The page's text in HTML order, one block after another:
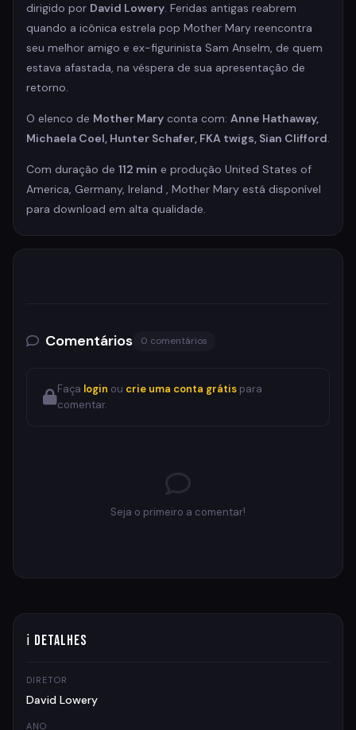
dirigido por David Lowery. Feridas antigas reabrem
quando a icônica estrela pop Mother Mary reencontra
seu melhor amigo e ex-figurinista Sam Anselm, de quem
estava afastada, na véspera de sua apresentação de
retorno.
O elenco de Mother Mary conta com: Anne Hathaway,
Michaela Coel, Hunter Schafer, FKA twigs, Sian Clifford.
Com duração de 112 min e produção United States of
America, Germany, Ireland , Mother Mary está disponível
para download em alta qualidade.
Comentários 0 comentários
Faça login ou crie uma conta grátis para
comentar.
Seja o primeiro a comentar!
ℹ Detalhes
DIRETOR
David Lowery
ANO